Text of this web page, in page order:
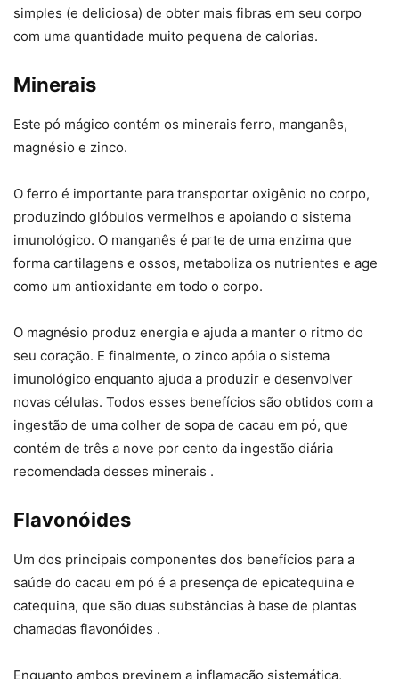
simples (e deliciosa) de obter mais fibras em seu corpo
com uma quantidade muito pequena de calorias.
Minerais
Este pó mágico contém os minerais ferro, manganês,
magnésio e zinco.
O ferro é importante para transportar oxigênio no corpo,
produzindo glóbulos vermelhos e apoiando o sistema
imunológico. O manganês é parte de uma enzima que
forma cartilagens e ossos, metaboliza os nutrientes e age
como um antioxidante em todo o corpo.
O magnésio produz energia e ajuda a manter o ritmo do
seu coração. E finalmente, o zinco apóia o sistema
imunológico enquanto ajuda a produzir e desenvolver
novas células. Todos esses benefícios são obtidos com a
ingestão de uma colher de sopa de cacau em pó, que
contém de três a nove por cento da ingestão diária
recomendada desses minerais .
Flavonóides
Um dos principais componentes dos benefícios para a
saúde do cacau em pó é a presença de epicatequina e
catequina, que são duas substâncias à base de plantas
chamadas flavonóides .
Enquanto ambos previnem a inflamação sistemática,